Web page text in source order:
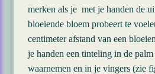
merken als je met je handen de
bloeiende bloem probeert te
centimeter afstand van een
je handen een tinteling in de
waarnemen en in je vingers (zie